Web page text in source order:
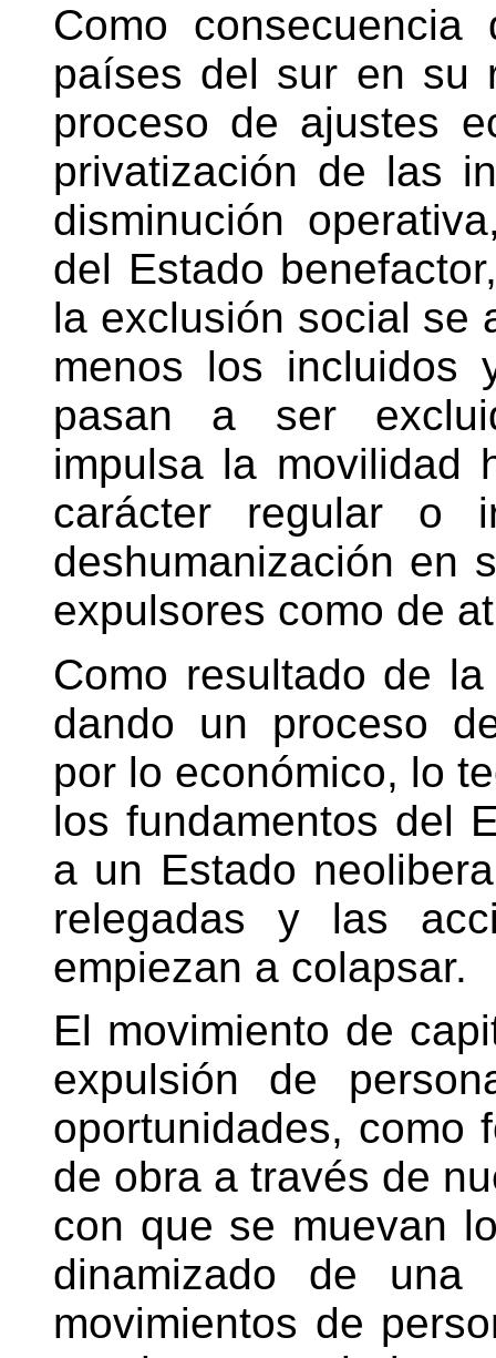
Como
países del sur en su
proceso de ajustes
privatización de las
disminución
del Estado
la exclusión social se
menos los incluidos
pasan a ser
impulsa la movilidad
carácter regular o
deshumanización en
expulsores como de
Como resultado de
dando un proceso
por lo económico, lo
los fundamentos del
a un Estado
relegadas y las
empiezan a colapsar.
El movimiento de
expulsión de
oportunidades, como
de obra a través de
con que se muevan
dinamizado de una
movimientos de